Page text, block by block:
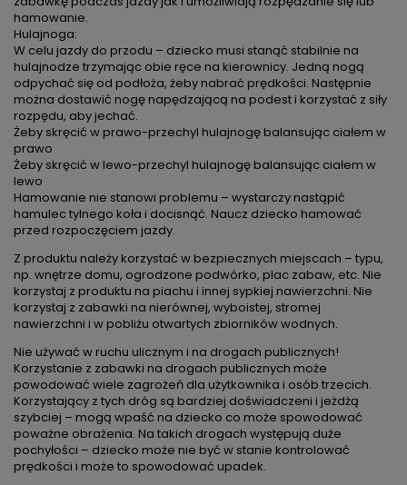
hamowanie.
Hulajnoga:
W celu jazdy do przodu – dziecko musi stanąć stabilnie na
hulajnodze trzymając obie ręce na kierownicy. Jedną nogą
odpychać się od podłoża, żeby nabrać prędkości. Następnie
można dostawić nogę napędzającą na podest i korzystać z siły
rozpędu, aby jechać.
Żeby skręcić w prawo-przechyl hulajnogę balansując ciałem w
prawo
Żeby skręcić w lewo-przechyl hulajnogę balansując ciałem w
lewo
Hamowanie nie stanowi problemu – wystarczy nastąpić
hamulec tylnego koła i docisnąć. Naucz dziecko hamować
przed rozpoczęciem jazdy.
Z produktu należy korzystać w bezpiecznych miejscach – typu,
np. wnętrze domu, ogrodzone podwórko, plac zabaw, etc. Nie
korzystaj z produktu na piachu i innej sypkiej nawierzchni. Nie
korzystaj z zabawki na nierównej, wyboistej, stromej
nawierzchni i w pobliżu otwartych zbiorników wodnych.
Nie używać w ruchu ulicznym i na drogach publicznych!
Korzystanie z zabawki na drogach publicznych może
powodować wiele zagrożeń dla użytkownika i osób trzecich.
Korzystający z tych dróg są bardziej doświadczeni i jeżdżą
szybciej – mogą wpaść na dziecko co może spowodować
poważne obrażenia. Na takich drogach występują duże
pochyłości – dziecko może nie być w stanie kontrolować
prędkości i może to spowodować upadek.